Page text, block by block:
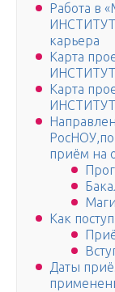
Работа
карьера
Карта
Карта
РосНОУ,по
приём на
Как
Даты